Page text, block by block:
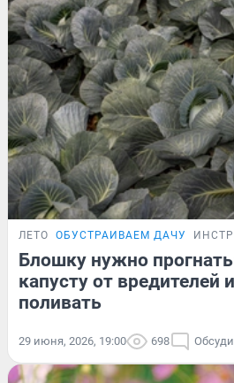
ЛЕТО ОБУСТРАИВАЕМ ДАЧУ
Блошку нужно
капусту от вредителей
поливать
29 июня, 2026, 19:00 698